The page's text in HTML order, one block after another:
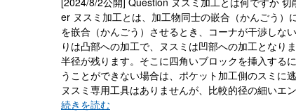
er ヌスミ加工とは、加工物同士の嵌合（かんごう
を嵌合（かんごう）させるとき、コーナが干渉しな
りは凸部への加工で、ヌスミは凹部への加工となり
半径が残ります。そこに四角いブロックを挿入する
うことができない場合は、ポケット加工側のスミに
ヌスミ専用工具はありませんが、比較的径の細いエ
続きを読む